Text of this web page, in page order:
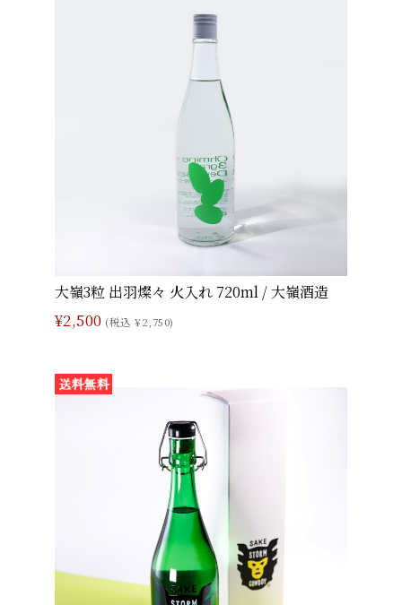
大嶺3粒 出羽燦々 火入れ 720ml / 大嶺酒造
¥2,500 (税込 ¥2,750)